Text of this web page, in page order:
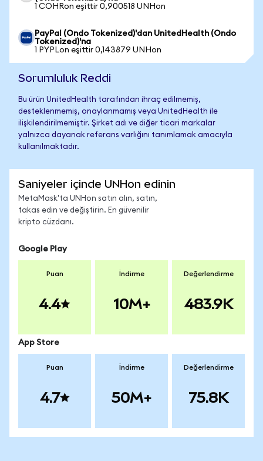
1 COHRon eşittir 0,900518 UNHon
PayPal (Ondo Tokenized)'dan UnitedHealth (Ondo
Tokenized)'na
1 PYPLon eşittir 0,143879 UNHon
Sorumluluk Reddi
Bu ürün UnitedHealth tarafından ihraç edilmemiş,
desteklenmemiş, onaylanmamış veya UnitedHealth ile
ilişkilendirilmemiştir. Şirket adı ve diğer ticari markalar
yalnızca dayanak referans varlığını tanımlamak amacıyla
kullanılmaktadır.
Saniyeler içinde UNHon edinin
MetaMask'ta UNHon satın alın, satın,
takas edin ve değiştirin. En güvenilir
kripto cüzdanı.
Google Play
Puan
4.4
İndirme
10M+
Değerlendirme
483.9K
App Store
Puan
4.7
İndirme
50M+
Değerlendirme
75.8K